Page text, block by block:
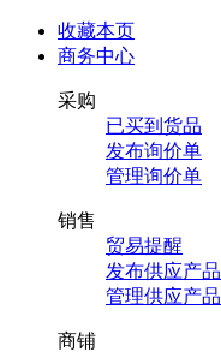
收藏本页
商务中心
采购
已买到货品
发布询价单
管理询价单
销售
贸易提醒
发布供应产品
管理供应产品
商铺